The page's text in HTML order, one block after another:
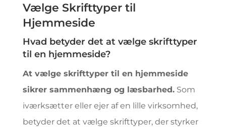
Vælge Skrifttyper til
Hjemmeside
Hvad betyder det at vælge skrifttyper
til en hjemmeside?
At vælge skrifttyper til en hjemmeside
sikrer sammenhæng og læsbarhed.Som
iværksætter eller ejer af en lille virksomhed,
betyder det at vælge skrifttyper, der styrker